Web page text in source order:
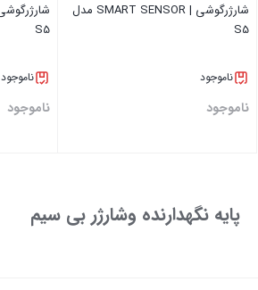
شارژرگوشی | SMART SENSOR مدل
S5
ناموجود
ناموجود
S5
ناموجود
ناموجود
پایه نگهدارنده وشارژر بی سیم